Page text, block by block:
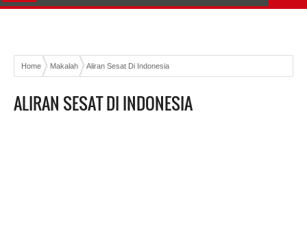
Home Makalah Aliran Sesat Di Indonesia
ALIRAN SESAT DI INDONESIA